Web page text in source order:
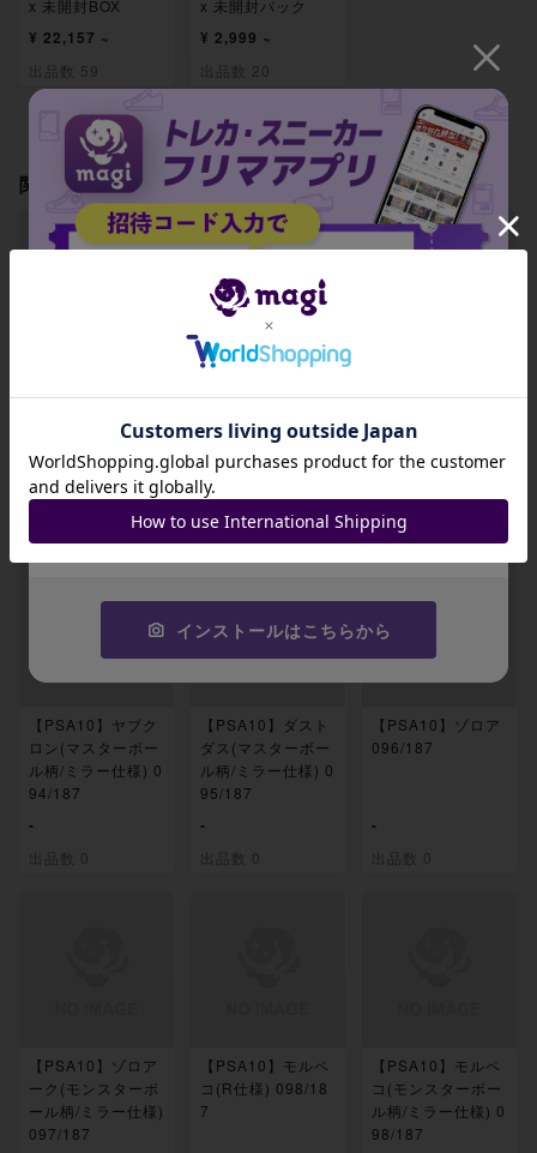
x 未開封BOX
¥ 22,157 ~
出品数 59
x 未開封パック
¥ 2,999 ~
出品数 20
関連製品
ポンいしずえのめ
んex RR 091/187
-
キー 092/187
-
出品数 0
ロン(モンスターボ
ール柄/ミラー仕様)
094/187
出品数 0
【PSA10】ヤブク
ロン(マスターボー
ル柄/ミラー仕様) 0
94/187
-
出品数 0
【PSA10】ダスト
ダス(マスターボー
ル柄/ミラー仕様) 0
95/187
-
出品数 0
【PSA10】ゾロア
096/187
-
出品数 0
【PSA10】ゾロア
ーク(モンスターボ
ール柄/ミラー仕様)
097/187
【PSA10】モルペ
コ(R仕様) 098/18
7
【PSA10】モルペ
コ(モンスターボー
ル柄/ミラー仕様) 0
98/187
招待コード
JA9XS8
コピーする
インストールはこちらから